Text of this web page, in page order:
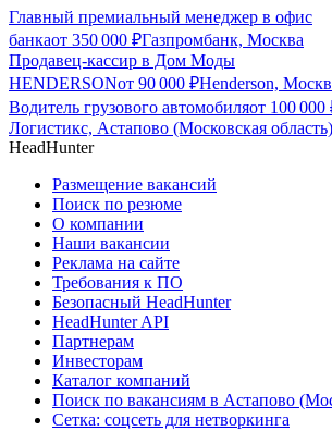
Главный премиальный менеджер в офис
банкаот 350 000 ₽Газпромбанк, Москва
Продавец-кассир в Дом Моды
HENDERSONот 90 000 ₽Henderson,
Водитель грузового автомобиляот 100 000
Логистикс, Астапово (Московская область)
HeadHunter
Размещение вакансий
Поиск по резюме
О компании
Наши вакансии
Реклама на сайте
Требования к ПО
Безопасный HeadHunter
HeadHunter API
Партнерам
Инвесторам
Каталог компаний
Поиск по вакансиям в Астапово
Сетка: соцсеть для нетворкинга